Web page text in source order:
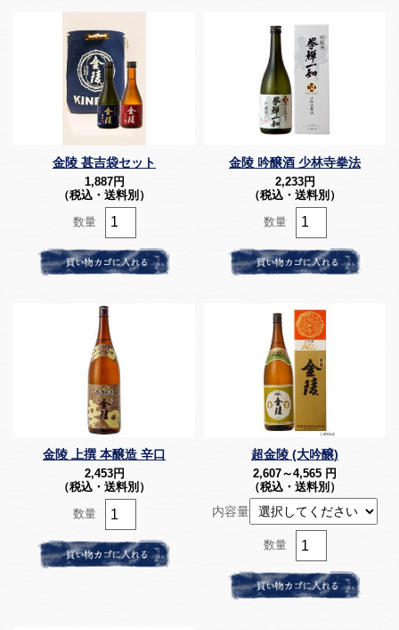
金陵 甚吉袋セット
1,887円
（税込・送料別）
数量
金陵 吟醸酒 少林寺拳法
2,233円
（税込・送料別）
数量
金陵 上撰 本醸造 辛口
2,453円
（税込・送料別）
数量
超金陵 (大吟醸)
2,607～4,565 円
（税込・送料別）
内容量
数量